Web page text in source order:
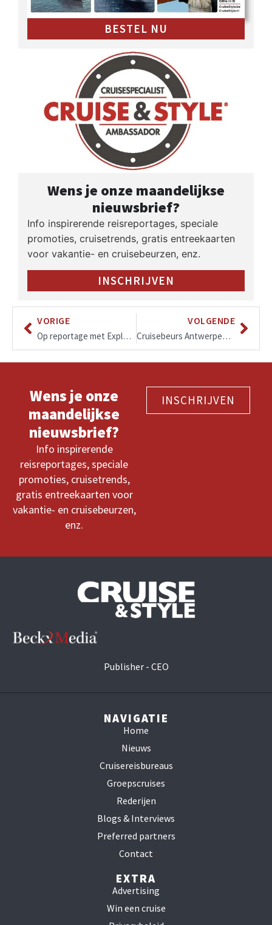
BESTEL NU
Wens je onze maandelijkse
nieuwsbrief?
Info inspirerende reisreportages, speciale
promoties, cruisetrends, gratis entreekaarten
voor vakantie- en cruisebeurzen, enz.
INSCHRIJVEN
VORIGE
Op reportage met Explora II: Van Rome tot Barcelona
VOLGENDE
Cruisebeurs Antwerpen in Waagnatie
Wens je onze
maandelijkse
nieuwsbrief?
Info inspirerende
reisreportages, speciale
promoties, cruisetrends,
gratis entreekaarten voor
vakantie- en cruisebeurzen,
enz.
INSCHRIJVEN
Publisher - CEO
NAVIGATIE
Home
Nieuws
Cruisereisbureaus
Groepscruises
Rederijen
Blogs & Interviews
Preferred partners
Contact
EXTRA
Advertising
Win een cruise